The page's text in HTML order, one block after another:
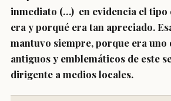
inmediato (…) en evidencia el tipo
era y porqué era tan apreciado.
mantuvo siempre, porque era uno
antiguos y emblemáticos de este
dirigente a medios locales.